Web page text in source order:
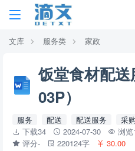
文库 服务类 家政
饭堂食材配
03P）
服务 配送 配送服务 采购
下载34
2024-07-30 浏
评分-
220124字 30.00